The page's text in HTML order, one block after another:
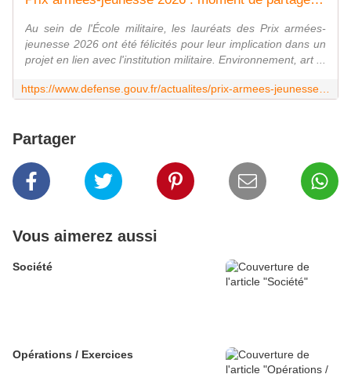
Au sein de l'École militaire, les lauréats des Prix armées-
jeunesse 2026 ont été félicités pour leur implication dans un
projet en lien avec l'institution militaire. Environnement, art ...
Partager
Vous aimerez aussi
Société
Opérations / Exercices